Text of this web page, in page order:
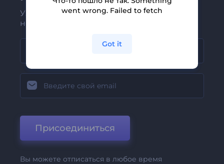
Узнавайте о последних новостях и
новых предложениях первыми
Присоединиться
Вы можете отписаться в любое время
went wrong. Failed to fetch
Got it